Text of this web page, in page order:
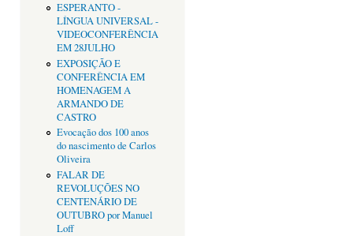
ESPERANTO -
LÍNGUA UNIVERSAL -
VIDEOCONFERÊNCIA
EM 28JULHO
EXPOSIÇÃO E
CONFERÊNCIA EM
HOMENAGEM A
ARMANDO DE
CASTRO
Evocação dos 100 anos
do nascimento de Carlos
Oliveira
FALAR DE
REVOLUÇÕES NO
CENTENÁRIO DE
OUTUBRO por Manuel
Loff